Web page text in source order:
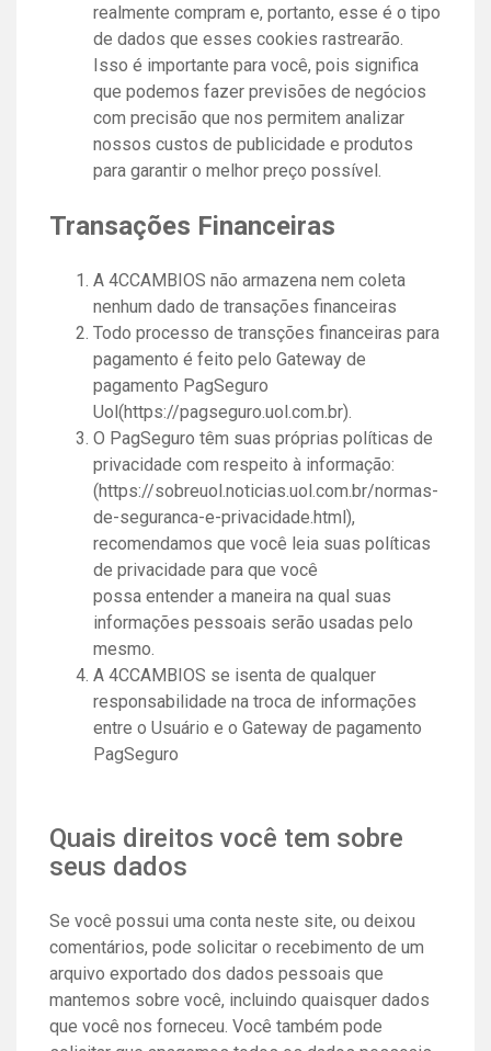
realmente compram e, portanto, esse é o tipo
de dados que esses cookies rastrearão.
Isso é importante para você, pois significa
que podemos fazer previsões de negócios
com precisão que nos permitem analizar
nossos custos de publicidade e produtos
para garantir o melhor preço possível.
Transações Financeiras
A 4CCAMBIOS não armazena nem coleta
nenhum dado de transações financeiras
Todo processo de transções financeiras para
pagamento é feito pelo Gateway de
pagamento PagSeguro
Uol(https://pagseguro.uol.com.br).
O PagSeguro têm suas próprias políticas de
privacidade com respeito à informação:
(https://sobreuol.noticias.uol.com.br/normas-
de-seguranca-e-privacidade.html),
recomendamos que você leia suas políticas
de privacidade para que você
possa entender a maneira na qual suas
informações pessoais serão usadas pelo
mesmo.
A 4CCAMBIOS se isenta de qualquer
responsabilidade na troca de informações
entre o Usuário e o Gateway de pagamento
PagSeguro
Quais direitos você tem sobre
seus dados
Se você possui uma conta neste site, ou deixou
comentários, pode solicitar o recebimento de um
arquivo exportado dos dados pessoais que
mantemos sobre você, incluindo quaisquer dados
que você nos forneceu. Você também pode